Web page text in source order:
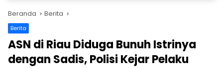
Beranda Berita
Berita
ASN di Riau Diduga Bunuh Istrinya
dengan Sadis, Polisi Kejar Pelaku